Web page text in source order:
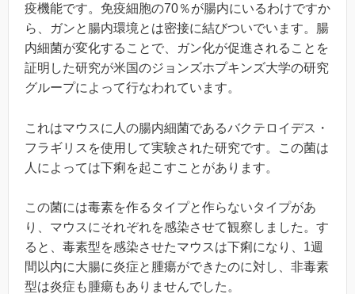
疫機能です。免疫細胞の70％が腸内にいるわけですか
ら、ガンと腸内環境とは密接に結びついでいます。腸
内細菌が変化することで、ガン化が促進されることを
証明した研究が米国のジョンズホプキンズ大学の研究
グループによって行なわれています。
これはマウスに人の腸内細菌であるバクテロイデス・
フラギリスを使用して実験された研究です。この菌は
人によっては下痢を起こすことがあります。
この菌には毒素を作るタイプと作らないタイプがあ
り、マウスにそれぞれを感染させて観察しました。す
ると、毒素型を感染させたマウスは下痢になり、1週
間以内に大腸に炎症と腫瘍ができたのに対し、非毒素
型は炎症も腫瘍もありませんでした。